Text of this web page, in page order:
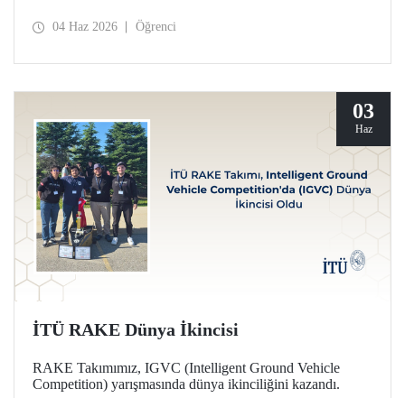
yolculuğunun somutlaşan örnekleri arasında Beespenser de
04 Haz 2026 Öğrenci
03
Haz
İTÜ RAKE Dünya İkincisi
RAKE Takımımız, IGVC (Intelligent Ground Vehicle
Competition) yarışmasında dünya ikinciliğini kazandı.